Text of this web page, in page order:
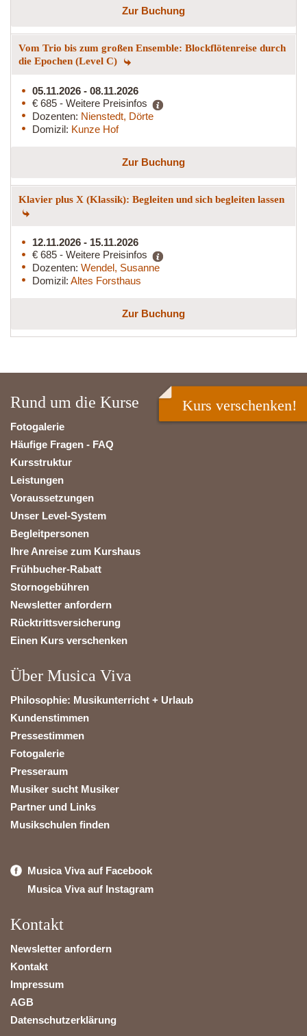
Zur Buchung
Vom Trio bis zum großen Ensemble: Blockflötenreise durch
die Epochen (Level C)
05.11.2026 - 08.11.2026
€ 685 - Weitere Preisinfos
Dozenten: Nienstedt, Dörte
Domizil: Kunze Hof
Zur Buchung
Klavier plus X (Klassik): Begleiten und sich begleiten lassen
12.11.2026 - 15.11.2026
€ 685 - Weitere Preisinfos
Dozenten: Wendel, Susanne
Domizil: Altes Forsthaus
Zur Buchung
Rund um die Kurse
Fotogalerie
Häufige Fragen - FAQ
Kursstruktur
Leistungen
Voraussetzungen
Unser Level-System
Begleitpersonen
Ihre Anreise zum Kurshaus
Frühbucher-Rabatt
Stornogebühren
Newsletter anfordern
Rücktrittsversicherung
Einen Kurs verschenken
Über Musica Viva
Philosophie: Musikunterricht + Urlaub
Kundenstimmen
Pressestimmen
Fotogalerie
Presseraum
Musiker sucht Musiker
Partner und Links
Musikschulen finden
Musica Viva auf Facebook
Musica Viva auf Instagram
Kontakt
Newsletter anfordern
Kontakt
Impressum
AGB
Datenschutzerklärung
Kurs verschenken!